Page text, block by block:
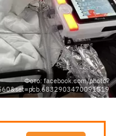
Фото: facebook.com/photo?